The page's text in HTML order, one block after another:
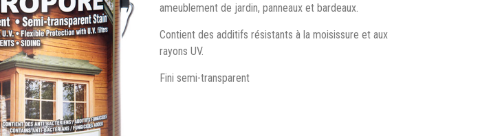
ameublement de jardin, panneaux et bardeaux.
Contient des additifs résistants à la moisissure et aux
rayons UV.
Fini semi-transparent